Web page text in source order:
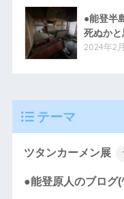
●能登半
死ぬかと
2024年2
テーマ
ツタンカーメン展 1
●能登原人のブログ